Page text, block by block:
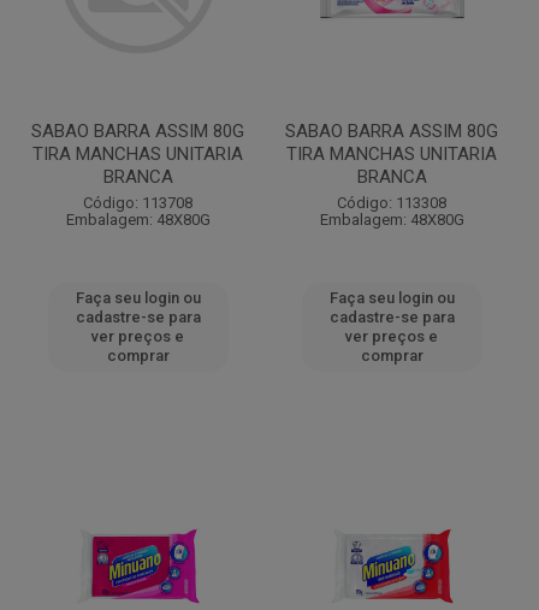
SABAO BARRA ASSIM 80G
TIRA MANCHAS UNITARIA
BRANCA
Código: 113708
Embalagem: 48X80G
Faça seu login ou
cadastre-se para
ver preços e
comprar
SABAO BARRA ASSIM 80G
TIRA MANCHAS UNITARIA
BRANCA
Código: 113308
Embalagem: 48X80G
Faça seu login ou
cadastre-se para
ver preços e
comprar